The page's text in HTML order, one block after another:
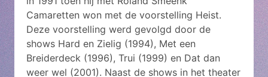
Camaretten won met de voorstelling Heist.
Deze voorstelling werd gevolgd door de
shows Hard en Zielig (1994), Met een
Breiderdeck (1996), Trui (1999) en Dat dan
weer wel (2001). Naast de shows in het theater